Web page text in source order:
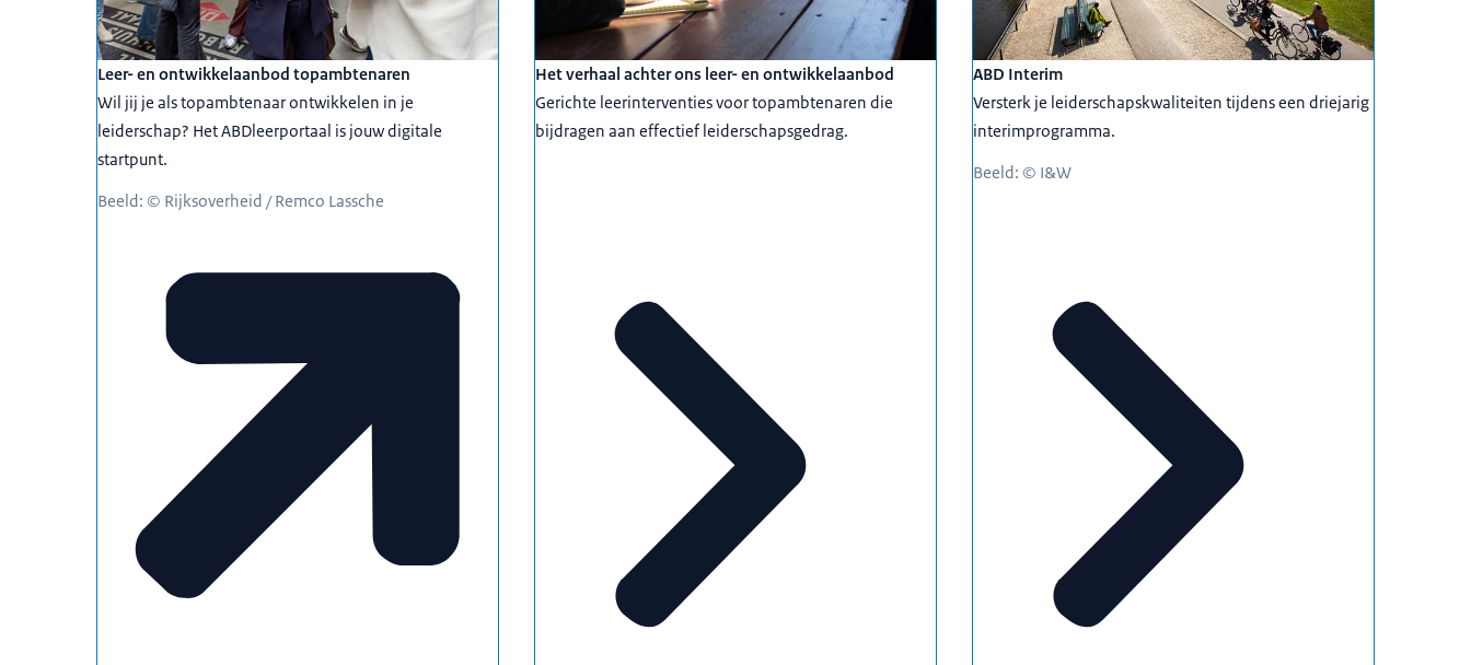
Leer- en ontwikkelaanbod topambtenaren
Wil jij je als topambtenaar ontwikkelen in je
leiderschap? Het ABDleerportaal is jouw digitale
startpunt.
Beeld: © Rijksoverheid / Remco Lassche
Het verhaal achter ons leer- en ontwikkelaanbod
Gerichte leerinterventies voor topambtenaren die
bijdragen aan effectief leiderschapsgedrag.
ABD Interim
Versterk je leiderschapskwaliteiten tijdens een driejarig
interimprogramma.
Beeld: © I&W